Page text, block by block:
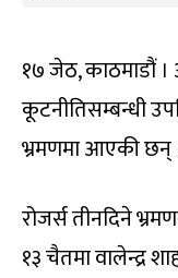
१७ जेठ, काठमाडौं ।
कूटनीतिसम्बन्धी
भ्रमणमा आएकी छन्
रोजर्स तीनदिने
१३ चैतमा वालेन्द्र